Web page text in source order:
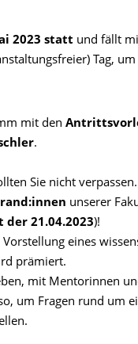
2023 statt und fällt
Tag,
mit den
.
Sie nicht
unserer
21.04.2023)!
eines
prämiert.
mit Mentorinnen
um Fragen rund um